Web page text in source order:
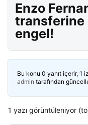
Enzo
transferine
engel!
Bu konu 0 yanıt içerir, 1
admin tarafından
1 yazı görüntüleniyor